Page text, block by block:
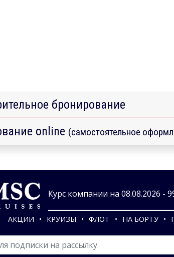
бронирование
online (самостоятельное
Курс компании на 08.08.2026 -
АКЦИИ КРУИЗЫ ФЛОТ НА БОРТУ